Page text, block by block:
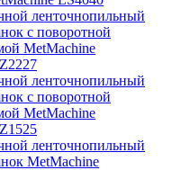
ленточнопильный
с поворотной
MetMachine
ленточнопильный
с поворотной
MetMachine
ленточнопильный
MetMachine